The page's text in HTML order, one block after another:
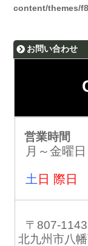
content/themes/
お問い合わせ
営業時間
月～金曜
土 日 際
〒807-1143
北九州市八